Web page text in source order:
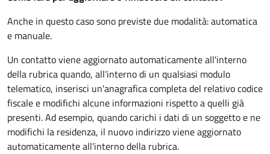
Anche in questo caso sono previste due modalità: automatica
e manuale.
Un contatto viene aggiornato automaticamente all'interno
della rubrica quando, all'interno di un qualsiasi modulo
telematico, inserisci un'anagrafica completa del relativo codice
fiscale e modifichi alcune informazioni rispetto a quelli già
presenti. Ad esempio, quando carichi i dati di un soggetto e ne
modifichi la residenza, il nuovo indirizzo viene aggiornato
automaticamente all'interno della rubrica.